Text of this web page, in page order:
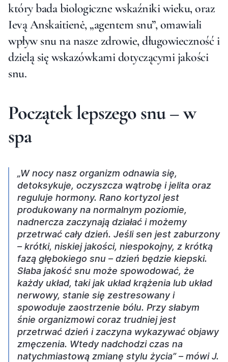
który bada biologiczne wskaźniki wieku, oraz
Ievą Anskaitienė, „agentem snu”, omawiali
wpływ snu na nasze zdrowie, długowieczność i
dzielą się wskazówkami dotyczącymi jakości
snu.
Początek lepszego snu – w
spa
„W nocy nasz organizm odnawia się,
detoksykuje, oczyszcza wątrobę i jelita oraz
reguluje hormony. Rano kortyzol jest
produkowany na normalnym poziomie,
nadnercza zaczynają działać i możemy
przetrwać cały dzień. Jeśli sen jest zaburzony
– krótki, niskiej jakości, niespokojny, z krótką
fazą głębokiego snu – dzień będzie kiepski.
Słaba jakość snu może spowodować, że
każdy układ, taki jak układ krążenia lub układ
nerwowy, stanie się zestresowany i
spowoduje zaostrzenie bólu. Przy słabym
śnie organizmowi coraz trudniej jest
przetrwać dzień i zaczyna wykazywać objawy
zmęczenia. Wtedy nadchodzi czas na
natychmiastową zmianę stylu życia” – mówi J.